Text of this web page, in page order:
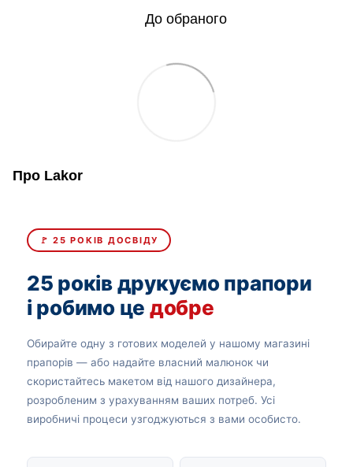
До обраного
Про Lakor
🚩 25 РОКІВ ДОСВІДУ
25 років друкуємо прапори
і робимо це добре
Обирайте одну з готових моделей у нашому магазині
прапорів — або надайте власний малюнок чи
скористайтесь макетом від нашого дизайнера,
розробленим з урахуванням ваших потреб. Усі
виробничі процеси узгоджуються з вами особисто.